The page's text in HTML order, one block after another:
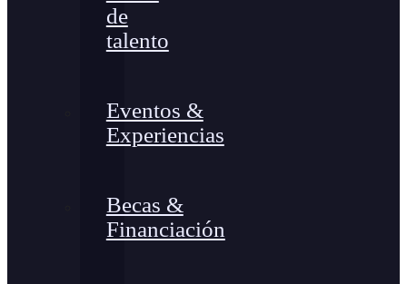
de
talento
Eventos &
Experiencias
Becas &
Financiación